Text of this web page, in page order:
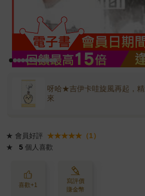
呀哈★吉伊卡哇旋風再起，
來
★ 會員好評
★★★★★（1）
★
5 個人喜歡
喜歡+1
寫評價
賺金幣